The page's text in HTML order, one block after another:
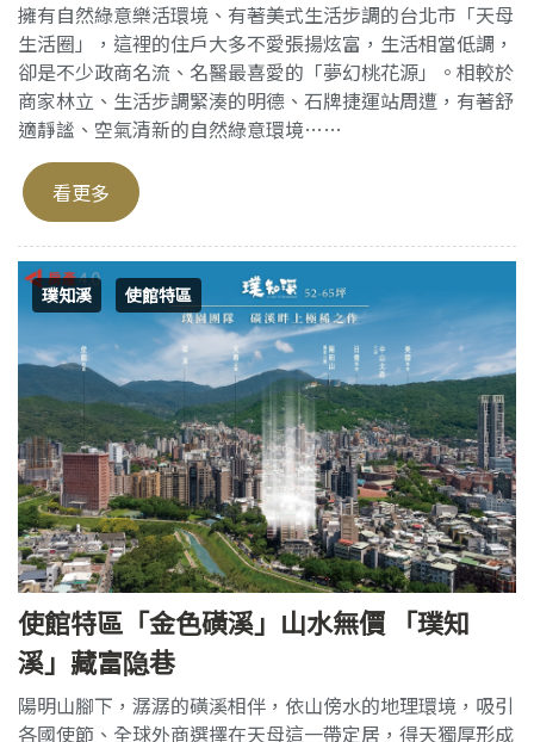
擁有自然綠意樂活環境、有著美式生活步調的台北市「天母
生活圈」，這裡的住戶大多不愛張揚炫富，生活相當低調，
卻是不少政商名流、名醫最喜愛的「夢幻桃花源」。相較於
商家林立、生活步調緊湊的明德、石牌捷運站周遭，有著舒
適靜謐、空氣清新的自然綠意環境……
看更多
璞知溪 使館特區
使館特區「金色磺溪」山水無價 「璞知
溪」藏富隐巷
陽明山腳下，潺潺的磺溪相伴，依山傍水的地理環境，吸引
各國使節、全球外商選擇在天母這一帶定居，得天獨厚形成